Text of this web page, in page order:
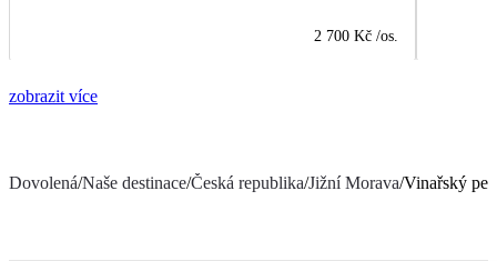
2 700 Kč /os.
zobrazit více
Dovolená/Naše destinace/Česká republika/Jižní Morava/Vinařský